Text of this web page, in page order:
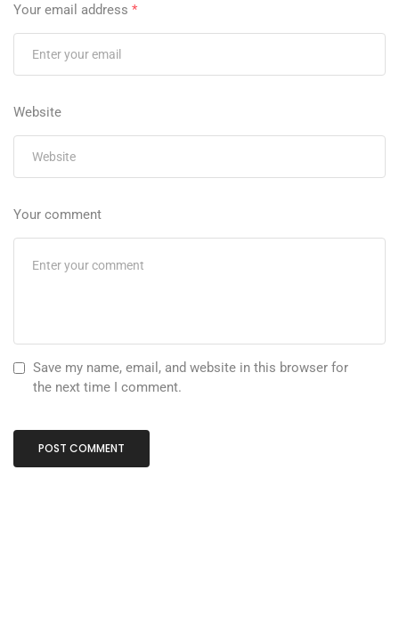
Your email address *
Website
Your comment
Save my name, email, and website in this browser for
the next time I comment.